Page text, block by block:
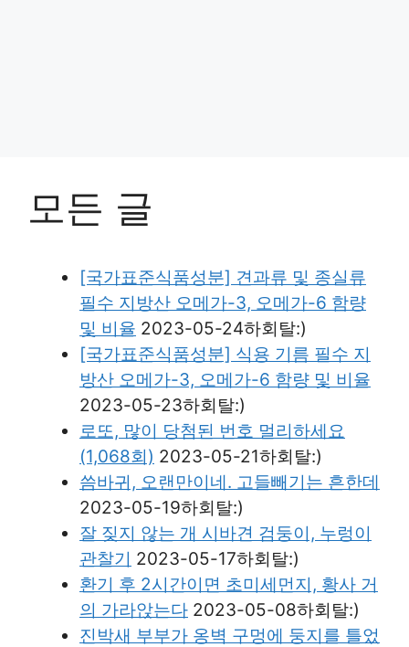
모든 글
[국가표준식품성분] 견과류 및 종실류
필수 지방산 오메가-3, 오메가-6 함량
및 비율 2023-05-24하회탈:)
[국가표준식품성분] 식용 기름 필수 지
방산 오메가-3, 오메가-6 함량 및 비율
2023-05-23하회탈:)
로또, 많이 당첨된 번호 멀리하세요
(1,068회) 2023-05-21하회탈:)
씀바귀, 오랜만이네. 고들빼기는 흔한데
2023-05-19하회탈:)
잘 짖지 않는 개 시바견 검둥이, 누렁이
관찰기 2023-05-17하회탈:)
환기 후 2시간이면 초미세먼지, 황사 거
의 가라앉는다 2023-05-08하회탈:)
진박새 부부가 옹벽 구멍에 둥지를 틀었